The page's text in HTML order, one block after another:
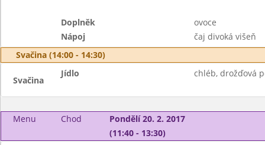
Doplněk
ovoce
Nápoj
čaj divoká višeň
Svačina (14:00 - 14:30)
Svačina
Jídlo chléb, drožďová
Menu Chod
Pondělí 20. 2. 2017
(11:40 - 13:30)